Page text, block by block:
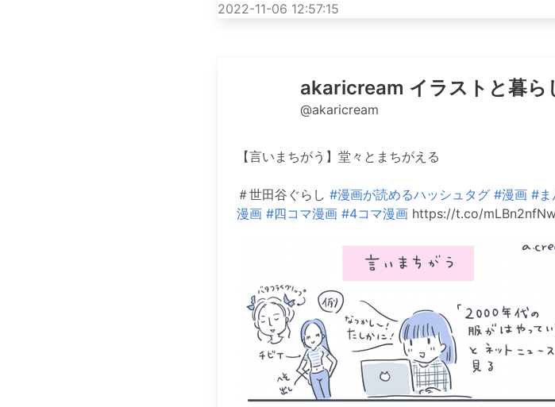
2022-11-06 12:57:15
akaricream イラストと暮ら
@akaricream
【言いまちがう】堂々とまちがえる
＃世田谷ぐらし #漫画が読めるハッシュタグ #漫画 #ま
漫画 #四コマ漫画 #4コマ漫画https://t.co/